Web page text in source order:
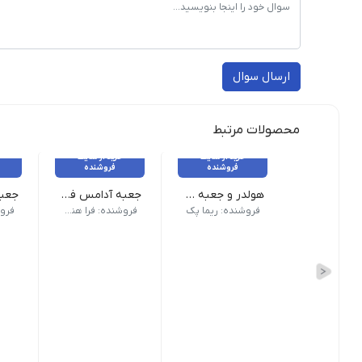
ارسال سوال
محصولات مرتبط
خرید از سایت
فروشنده
هولدر و جعبه دوتایی لیوان بسته 200 عددی - عرض ۱۰ - طول ۱۷/۵ - ارتفاع ۲۰
فروشنده: ریما پک
خرید از سایت
فروشنده
جعبه آدامس فلیپ تاپ و شیکر تاپ chewing gum box
فروشنده: فرا هنر نوین